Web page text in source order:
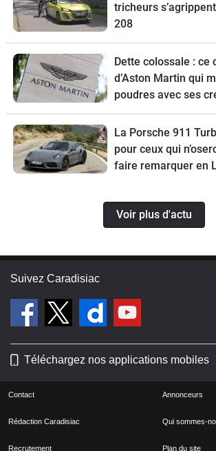
tricheurs
208
Dette colossale : ce
d’Aston Martin qui
poudres avec ses
La Porsche 911
pour ceux qui
faire remarquer en
Voir plus d'actu
Suivez Caradisiac
Téléchargez nos applications mobiles
Contact Annonceurs
Rédaction Caradisiac Qui sommes-
Recrutement Plan du site